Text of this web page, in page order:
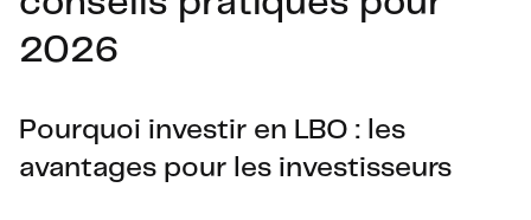
2026
Pourquoi investir en LBO : les
avantages pour les investisseurs